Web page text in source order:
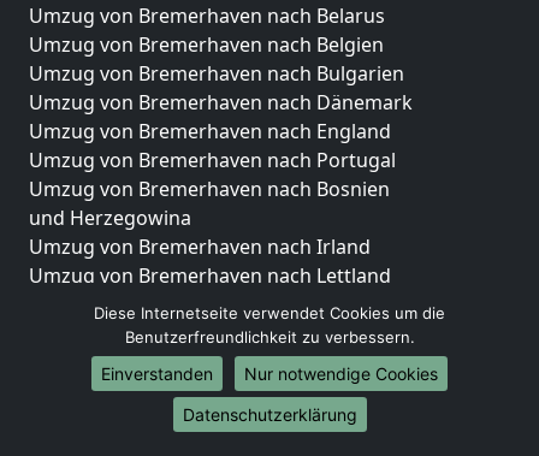
Umzug von Bremerhaven nach Belarus
Umzug von Bremerhaven nach Belgien
Umzug von Bremerhaven nach Bulgarien
Umzug von Bremerhaven nach Dänemark
Umzug von Bremerhaven nach England
Umzug von Bremerhaven nach Portugal
Umzug von Bremerhaven nach Bosnien
und Herzegowina
Umzug von Bremerhaven nach Irland
Umzug von Bremerhaven nach Lettland
Umzug von Bremerhaven nach Zypern
Umzug von Bremerhaven nach Kroatien
Umzug von Bremerhaven nach Estland
Umzug von Bremerhaven nach Finnland
Umzug von Bremerhaven nach Frankreich
Diese Internetseite verwendet Cookies um die
Benutzerfreundlichkeit zu verbessern.
Einverstanden
Nur notwendige Cookies
Datenschutzerklärung